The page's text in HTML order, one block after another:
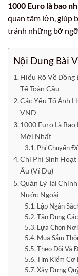
1000 Euro là bao
quan tâm lớn, giúp
tránh những bỡ
Nội Dung Bài
Hiểu Rõ Về Đồng
Tế Toàn Cầu
Các Yếu Tố Ảnh
VND
1000 Euro Là
Mới Nhất
Phí Chuyển
Chi Phí Sinh
Âu (Ví Dụ)
Quản Lý Tài
Nước Ngoài
Lập Ngân
Tận Dụng
Lựa Chọn
Mua Sắm
Theo Dõi Và
Tìm Kiếm Cơ
Xây Dựng